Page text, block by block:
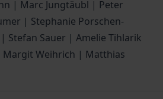
| Marc Jungtäubl | Peter
| Stephanie Porschen-
Stefan Sauer | Amelie Tihlarik
Weihrich | Matthias